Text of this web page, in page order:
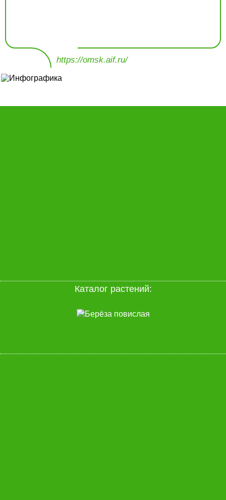
https://omsk.aif.ru/
Каталог растений: